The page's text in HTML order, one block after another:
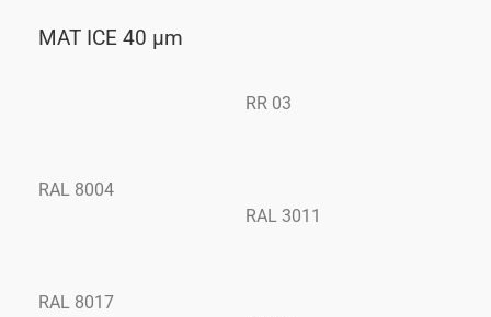
MAT ICE 40 μm
RAL 8004
RAL 8017
RR 03
RAL 3011